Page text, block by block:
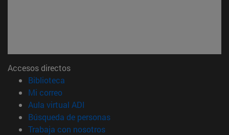
Accesos directos
Biblioteca
Mi correo(abre en nueva ventana)
Aula virtual ADI
Búsqueda de personas(abre en nueva ventana)
Trabaja con nosotros(abre en nueva ventana)